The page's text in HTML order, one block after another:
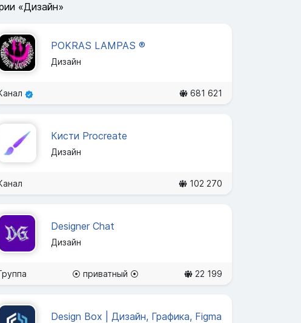
«Дизайн»
POKRAS LAMPAS ®
Дизайн
681 621
Кисти Procreate
Дизайн
102 270
Designer Chat
Дизайн
⦿ приватный ⦿ 22 199
Design Box | Дизайн, Графика, Figma